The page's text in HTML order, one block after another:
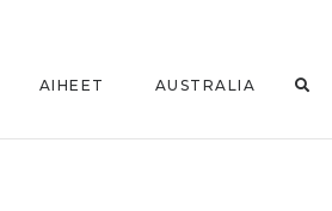
AIHEET AUSTRALIA